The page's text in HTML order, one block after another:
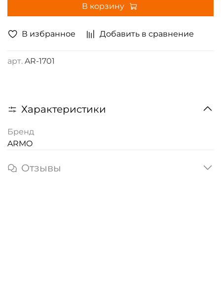
В избранное Добавить в сравнение
арт. AR-1701
В корзину
Характеристики
Бренд
ARMO
Отзывы